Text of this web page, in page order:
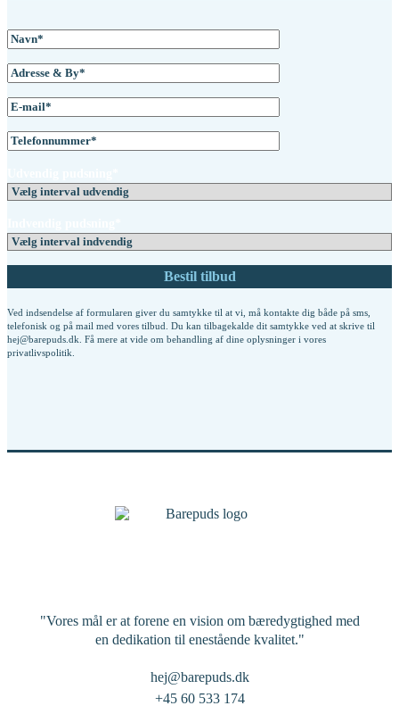
Ved indsendelse af formularen giver du samtykke til at vi, må kontakte dig både på sms,
telefonisk og på mail med vores tilbud. Du kan tilbagekalde dit samtykke ved at skrive til
hej@barepuds.dk. Få mere at vide om behandling af dine oplysninger i vores
privatlivspolitik
"Vores mål er at forene en vision om bæredygtighed med
en dedikation til enestående kvalitet."
hej@barepuds.dk
+45 60 533 174